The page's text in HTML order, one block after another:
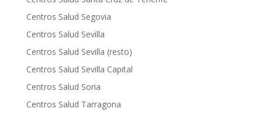
Centros Salud Segovia
Centros Salud Sevilla
Centros Salud Sevilla (resto)
Centros Salud Sevilla Capital
Centros Salud Soria
Centros Salud Tarragona